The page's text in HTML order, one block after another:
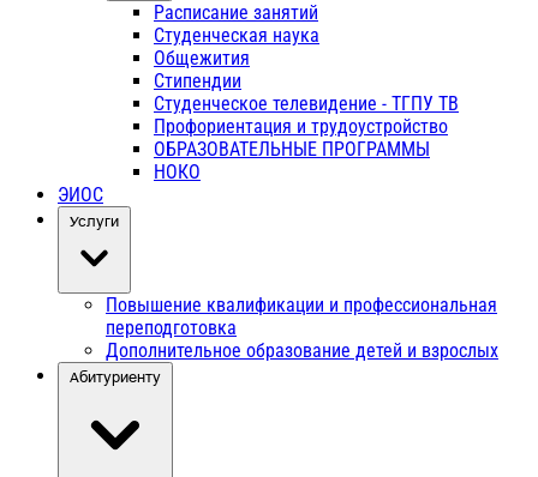
Расписание занятий
Студенческая наука
Общежития
Стипендии
Студенческое телевидение - ТГПУ ТВ
Профориентация и трудоустройство
ОБРАЗОВАТЕЛЬНЫЕ ПРОГРАММЫ
НОКО
ЭИОС
Услуги
Повышение квалификации и профессиональная
переподготовка
Дополнительное образование детей и взрослых
Абитуриенту